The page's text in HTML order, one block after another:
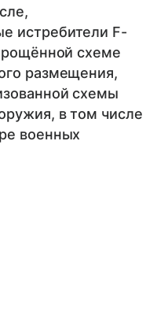
истребители F-
схеме
размещения,
схемы
в том числе
военных